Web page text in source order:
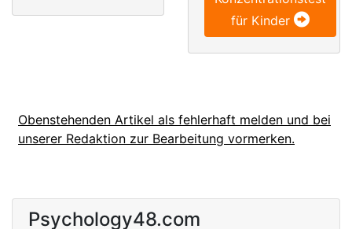
für Kinder
Obenstehenden Artikel als fehlerhaft melden und bei
unserer Redaktion zur Bearbeitung vormerken.
Psychology48.com